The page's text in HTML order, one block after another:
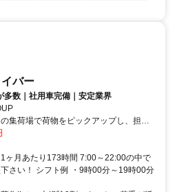
バー
多数｜社用車完備｜安定業界
集荷場で荷物をピックアップし、担当
ヶ月あたり173時間 7:00～22:00の中で
さい！ シフト例 ・9時00分～19時00分